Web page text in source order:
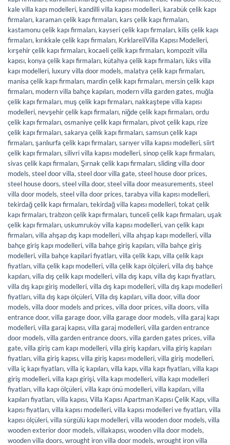
kale villa kapı modelleri, kandilli villa kapısı modelleri, karabük çelik kapı
firmaları, karaman çelik kapı firmaları, kars çelik kapı firmaları,
kastamonu çelik kapı firmaları, kayseri çelik kapı firmaları, kilis çelik kapı
firmaları, kırıkkale çelik kapı firmaları, KırklareliVilla Kapısı Modelleri,
kırşehir çelik kapı firmaları, kocaeli çelik kapı firmaları, kompozit villa
kapısı, konya çelik kapı firmaları, kütahya çelik kapı firmaları, lüks villa
kapı modelleri, luxury villa door models, malatya çelik kapı firmaları,
manisa çelik kapı firmaları, mardin çelik kapı firmaları, mersin çelik kapı
firmaları, modern villa bahçe kapıları, modern villa garden gates, muğla
çelik kapı firmaları, muş çelik kapı firmaları, nakkaştepe villa kapısı
modelleri, nevşehir çelik kapı firmaları, niğde çelik kapı firmaları,ordu
çelik kapı firmaları,osmaniye çelik kapı firmaları, pivot çelik kapı, rize
çelik kapı firmaları,sakarya çelik kapı firmaları,samsun çelik kapı
firmaları,şanlıurfa çelik kapı firmaları,sarıyer villa kapısı modelleri,siirt
çelik kapı firmaları,silivri villa kapısı modelleri,sinop çelik kapı firmaları,
sivas çelik kapı firmaları,Şırnak çelik kapı firmaları,sliding villa door
models,steel door villa,steel door villa gate,steel house door prices,
steel house doors,steel villa door,steel villa door measurements,steel
villa door models,steel villa door prices,tarabya villa kapısı modelleri,
tekirdağ çelik kapı firmaları,tekirdağ villa kapısı modelleri,tokat çelik
kapı firmaları,trabzon çelik kapı firmaları,tunceli çelik kapı firmaları,uşak
çelik kapı firmaları,uskumruköy villa kapısı modelleri,van çelik kapı
firmaları,villa ahşap dış kapı modelleri,villa ahşap kapı modelleri,villa
bahçe giriş kapı modelleri,villa bahçe giriş kapıları,villa bahçe giriş
modelleri,villa bahçe kapilari fiyatları,villa çelik kapı,villa çelik kapı
fiyatları,villa çelik kapı modelleri,villa çelik kapı ölçüleri,villa dış bahçe
kapıları,villa dış çelik kapı modelleri,villa dış kapı,villa dış kapı fiyatları,
villa dış kapı giriş modelleri,villa dış kapı modelleri,villa dış kapı modelleri
fiyatları,villa dış kapı ölçüleri,Villa dış kapıları,villa door,villa door
models,villa door models and prices,villa door prices,villa doors,villa
entrance door,villa garage door,villa garage door models,villa garaj kapı
modelleri,villa garaj kapısı,villa garaj modelleri,villa garden entrance
door models,villa garden entrance doors,villa garden gates prices,villa
gate,villa giriş cam kapı modelleri,villa giriş kapıları,villa giriş kapıları
fiyatları,villa giriş kapısı,villa giriş kapısı modelleri,villa giriş modelleri,
villa iç kapı fiyatları,villa iç kapıları,villa kapı,villa kapı fiyatları,villa kapı
giriş modelleri,villa kapı girişi,villa kapı modelleri,villa kapı modelleri
fiyatları,villa kapı ölçüleri,villa kapı önü modelleri,villa kapıları,villa
kapıları fiyatları,villa kapısı,Villa Kapısı Apartman Kapısı Çelik Kapı,villa
kapısı fiyatları,villa kapısı modelleri,villa kapısı modelleri ve fiyatları,villa
kapısı ölçüleri,villa sürgülü kapı modelleri,villa wooden door models,villa
wooden exterior door models,villakapısı,wooden villa door models,
wooden villa doors,wrought iron villa door models,wrought iron villa